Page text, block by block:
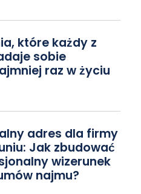
które każdy z
sobie
raz w życiu
adres dla firmy
Jak zbudować
wizerunek
najmu?